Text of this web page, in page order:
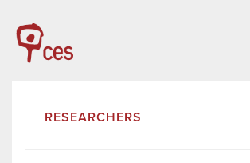
RESEARCHERS